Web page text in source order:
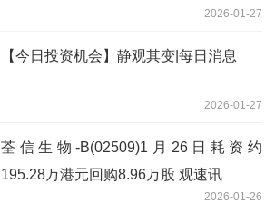
2026-01-27
【今日投资机会】静观其变|每日消息
2026-01-27
荃信生物-B(02509)1月26日耗资约
195.28万港元回购8.96万股 观速讯
2026-01-26